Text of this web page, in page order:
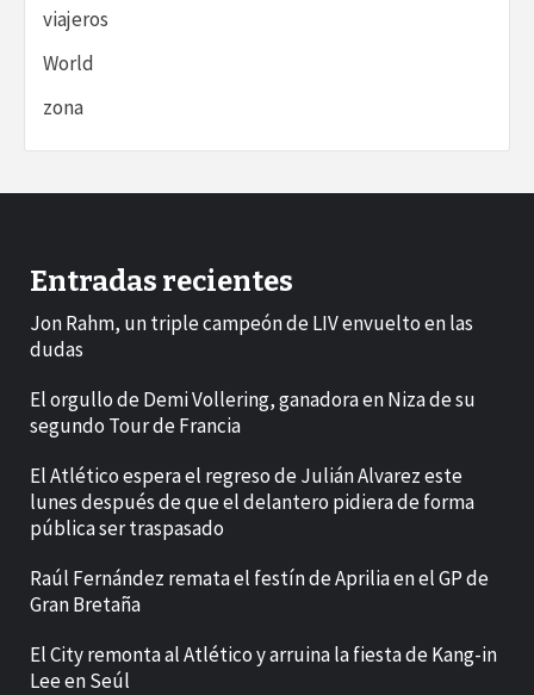
viajeros
World
zona
Entradas recientes
Jon Rahm, un triple campeón de LIV envuelto en las
dudas
El orgullo de Demi Vollering, ganadora en Niza de su
segundo Tour de Francia
El Atlético espera el regreso de Julián Alvarez este
lunes después de que el delantero pidiera de forma
pública ser traspasado
Raúl Fernández remata el festín de Aprilia en el GP de
Gran Bretaña
El City remonta al Atlético y arruina la fiesta de Kang-in
Lee en Seúl